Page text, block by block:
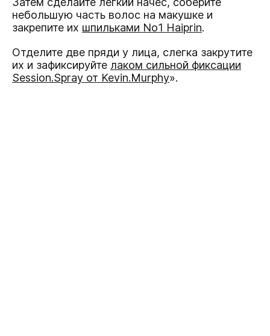
небольшую часть волос на макушке и
закрепите их шпильками No1 Haiprin.
Отделите две пряди у лица, слегка закрутите
их и зафиксируйте лаком сильной фиксации
Session.Spray от Kevin.Murphy».